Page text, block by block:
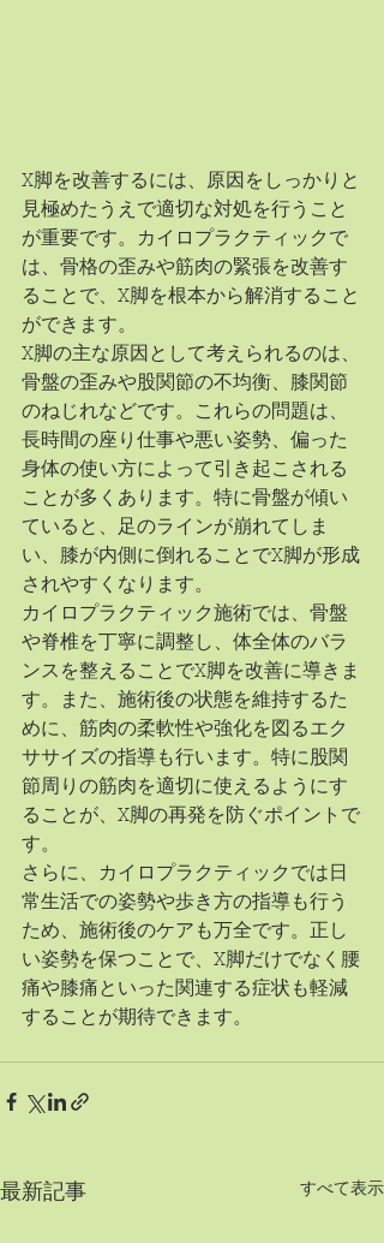
X脚を改善するには、原因をしっかりと
見極めたうえで適切な対処を行うこと
が重要です。カイロプラクティックで
は、骨格の歪みや筋肉の緊張を改善す
ることで、X脚を根本から解消すること
ができます。
X脚の主な原因として考えられるのは、
骨盤の歪みや股関節の不均衡、膝関節
のねじれなどです。これらの問題は、
長時間の座り仕事や悪い姿勢、偏った
身体の使い方によって引き起こされる
ことが多くあります。特に骨盤が傾い
ていると、足のラインが崩れてしま
い、膝が内側に倒れることでX脚が形成
されやすくなります。
カイロプラクティック施術では、骨盤
や脊椎を丁寧に調整し、体全体のバラ
ンスを整えることでX脚を改善に導きま
す。また、施術後の状態を維持するた
めに、筋肉の柔軟性や強化を図るエク
ササイズの指導も行います。特に股関
節周りの筋肉を適切に使えるようにす
ることが、X脚の再発を防ぐポイントで
す。
さらに、カイロプラクティックでは日
常生活での姿勢や歩き方の指導も行う
ため、施術後のケアも万全です。正し
い姿勢を保つことで、X脚だけでなく腰
痛や膝痛といった関連する症状も軽減
することが期待できます。
最新記事 すべて表示